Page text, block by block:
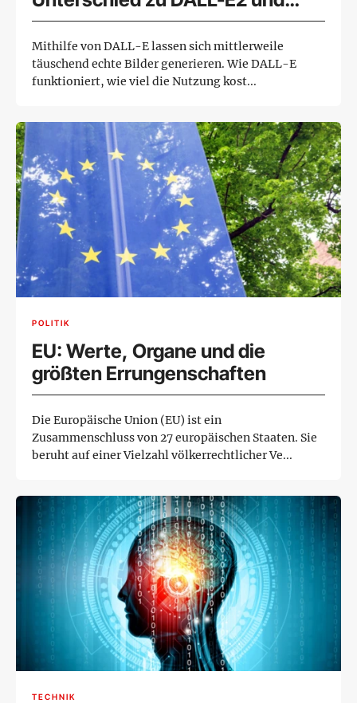
DALL-E Mini
Mithilfe von DALL-E lassen sich mittlerweile
täuschend echte Bilder generieren. Wie DALL-E
funktioniert, wie viel die Nutzung kost...
POLITIK
EU: Werte, Organe und die
größten Errungenschaften
Die Europäische Union (EU) ist ein
Zusammenschluss von 27 europäischen Staaten. Sie
beruht auf einer Vielzahl völkerrechtlicher Ve...
TECHNIK